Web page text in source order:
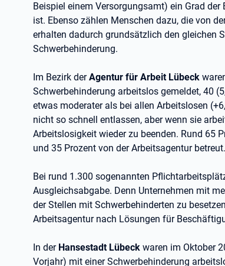
Beispiel einem Versorgungsamt) ein Grad
ist. Ebenso zählen Menschen dazu, die von
erhalten dadurch grundsätzlich den gleichen
Schwerbehinderung.
Im Bezirk derAgentur für Arbeit Lübeck
Schwerbehinderung arbeitslos gemeldet, 40
etwas moderater als bei allen Arbeitslosen
nicht so schnell entlassen, aber wenn sie
Arbeitslosigkeit wieder zu beenden. Rund 65
und 35 Prozent von der Arbeitsagentur betreut.
Bei rund 1.300 sogenannten
Ausgleichsabgabe. Denn Unternehmen mit
der Stellen mit Schwerbehinderten zu
Arbeitsagentur nach Lösungen für
In der Hansestadt Lübeck waren im Oktober
Vorjahr) mit einer Schwerbehinderung